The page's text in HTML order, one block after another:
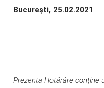
Bucureşti, 25.02.2021
Prezenta Hotărâre conține